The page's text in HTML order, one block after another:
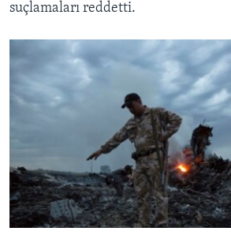
suçlamaları reddetti.